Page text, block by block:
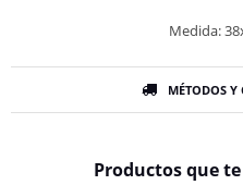
Medida:
MÉTODOS Y
Productos que